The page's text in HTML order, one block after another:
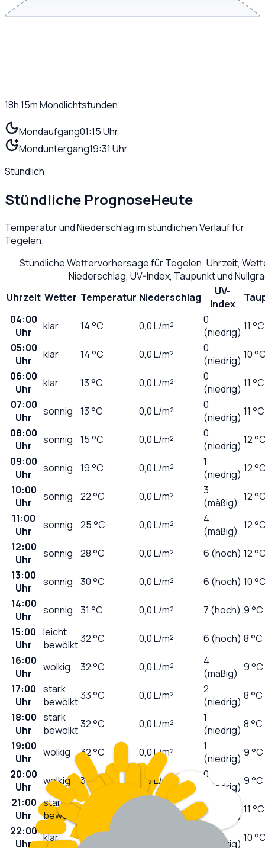
18h 15mMondlichtstunden
Mondaufgang01:15 Uhr
Monduntergang19:31 Uhr
Stündlich
Stündliche PrognoseHeute
Temperatur und Niederschlag im stündlichen Verlauf für
Tegelen.
Stündliche Wettervorhersage fürTegelen: Uhrzeit,
Niederschlag, UV-Index, Taupunkt und
Uhrzeit Wetter Temperatur Niederschlag
UV-
Index
04:00
Uhr
klar 14°C 0,0L/m²
0
(niedrig) 11 °C
05:00
Uhr
klar 14°C 0,0L/m²
0
(niedrig) 10
06:00
Uhr
klar 13°C 0,0L/m²
0
(niedrig) 11 °C
07:00
Uhr
sonnig 13°C 0,0L/m²
0
(niedrig) 11 °C
08:00
Uhr
sonnig 15°C 0,0L/m²
0
(niedrig) 12
09:00
Uhr
sonnig 19°C 0,0L/m²
1
(niedrig) 12
10:00
Uhr
sonnig 22°C 0,0L/m²
3
(mäßig) 12
11:00
Uhr
sonnig 25°C 0,0L/m²
4
(mäßig) 12
12:00
Uhr
sonnig 28°C 0,0L/m² 6 (hoch) 12
13:00
Uhr
sonnig 30°C 0,0L/m² 6 (hoch) 10
14:00
Uhr
sonnig 31 °C 0,0L/m² 7 (hoch) 9 °C
15:00
Uhr
leicht
bewölkt32°C 0,0L/m² 6 (hoch) 8 °C
16:00
Uhr
wolkig 32°C 0,0L/m²
4
(mäßig) 9 °C
17:00
Uhr
stark
bewölkt33°C 0,0L/m²
2
(niedrig) 8 °C
18:00
Uhr
stark
bewölkt32°C 0,0L/m²
1
(niedrig) 8 °C
19:00
Uhr
wolkig 32°C 0,0L/m²
1
(niedrig) 9 °C
20:00
Uhr
wolkig 31 °C 0,0L/m²
0
(niedrig) 9 °C
21:00
Uhr
stark
bewölkt
29
0
(niedrig)11 °C
22:00
Uhr
klar 25°C
(niedrig) 10